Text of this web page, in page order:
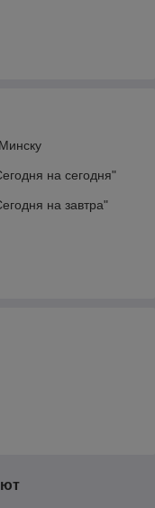
на сегодня"
на завтра"